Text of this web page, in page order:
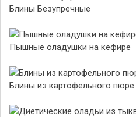
Блины Безупречные
Пышные оладушки на кефире
Блины из картофельного пюре